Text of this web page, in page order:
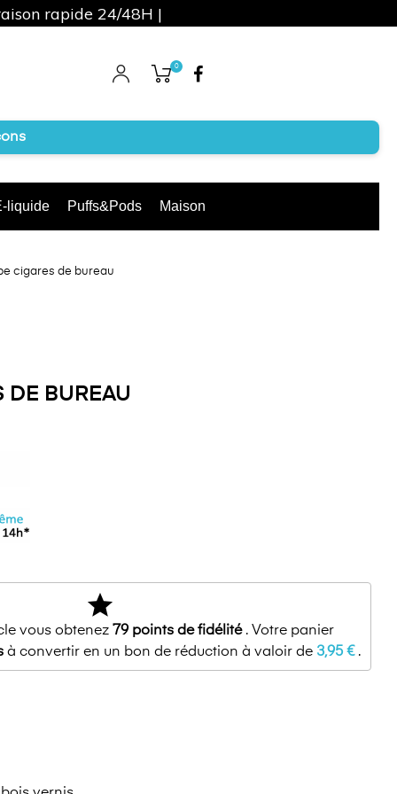
0
liquide Puffs&Pods Maison
cigares de bureau
DE BUREAU
star
vous obtenez 79 points de fidélité. Votre panier
à convertir en un bon de réduction à valoir de 3,95 €.
rapide 24/48H |